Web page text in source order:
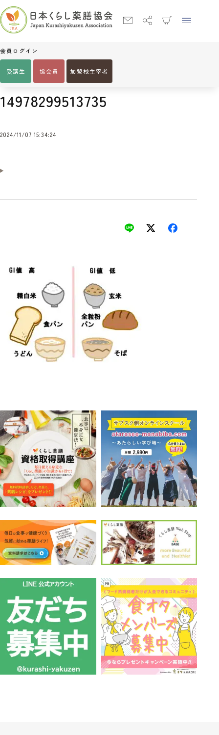
会員ログイン
受講生 協会員 加盟校主宰者
Home 14978299513735
14978299513735
2024/11/07 15:34:24